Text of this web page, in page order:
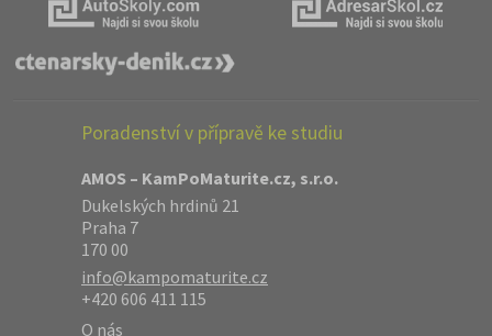
Poradenství v přípravě ke studiu
AMOS – KamPoMaturite.cz, s.r.o.
Dukelských hrdinů 21
Praha 7
170 00
info@kampomaturite.cz
+420 606 411 115
O nás